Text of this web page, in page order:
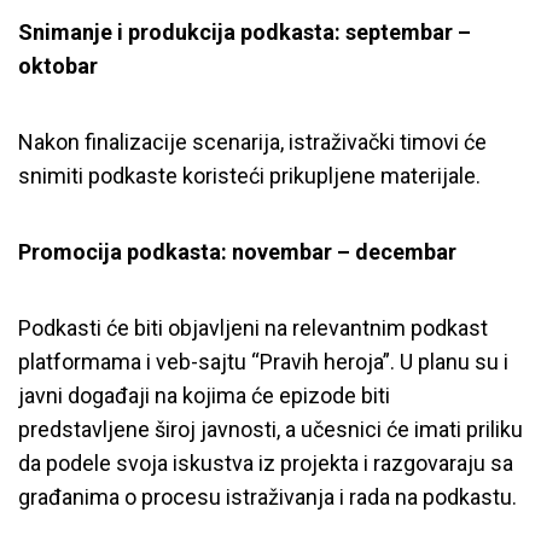
Snimanje i produkcija podkasta: septembar –
oktobar
Nakon finalizacije scenarija, istraživački timovi će
snimiti podkaste koristeći prikupljene materijale.
Promocija podkasta: novembar – decembar
Podkasti će biti objavljeni na relevantnim podkast
platformama i veb-sajtu “Pravih heroja”. U planu su i
javni događaji na kojima će epizode biti
predstavljene široj javnosti, a učesnici će imati priliku
da podele svoja iskustva iz projekta i razgovaraju sa
građanima o procesu istraživanja i rada na podkastu.